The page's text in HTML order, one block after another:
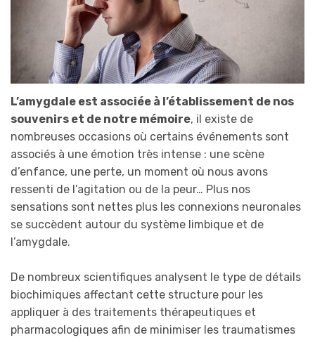
L’amygdale est associée à l’établissement de nos
souvenirs et de notre mémoire, il existe de
nombreuses occasions où certains événements sont
associés à une émotion très intense : une scène
d’enfance, une perte, un moment où nous avons
ressenti de l’agitation ou de la peur… Plus nos
sensations sont nettes plus les connexions neuronales
se succèdent autour du système limbique et de
l’amygdale.
De nombreux scientifiques analysent le type de détails
biochimiques affectant cette structure pour les
appliquer à des traitements thérapeutiques et
pharmacologiques afin de minimiser les traumatismes